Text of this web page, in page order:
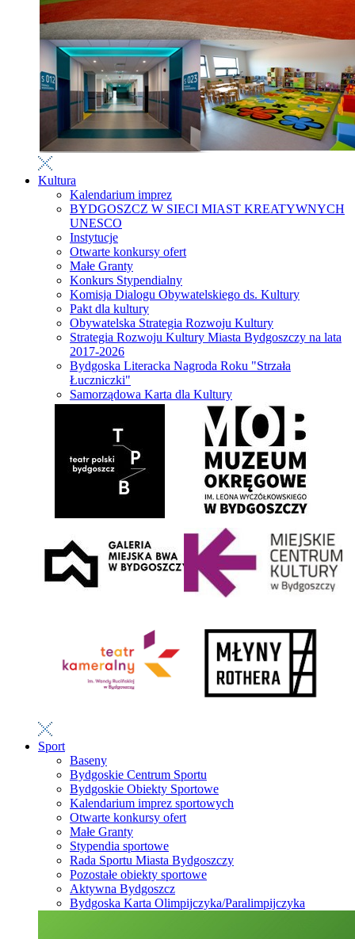
Kultura
Kalendarium imprez
BYDGOSZCZ W SIECI MIAST KREATYWNYCH
UNESCO
Instytucje
Otwarte konkursy ofert
Małe Granty
Konkurs Stypendialny
Komisja Dialogu Obywatelskiego ds. Kultury
Pakt dla kultury
Obywatelska Strategia Rozwoju Kultury
Strategia Rozwoju Kultury Miasta Bydgoszczy na lata
2017-2026
Bydgoska Literacka Nagroda Roku "Strzała
Łuczniczki"
Samorządowa Karta dla Kultury
Sport
Baseny
Bydgoskie Centrum Sportu
Bydgoskie Obiekty Sportowe
Kalendarium imprez sportowych
Otwarte konkursy ofert
Małe Granty
Stypendia sportowe
Rada Sportu Miasta Bydgoszczy
Pozostałe obiekty sportowe
Aktywna Bydgoszcz
Bydgoska Karta Olimpijczyka/Paralimpijczyka